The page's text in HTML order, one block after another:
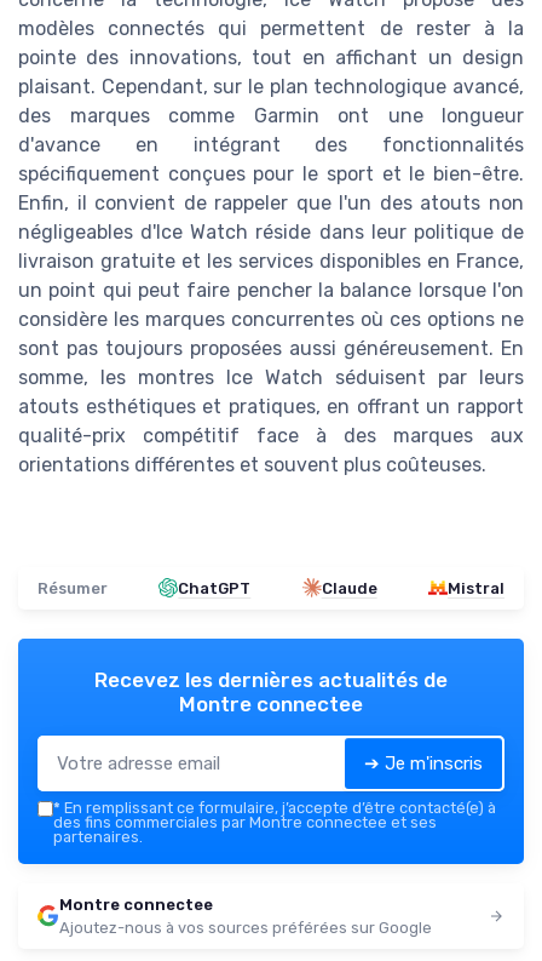
modèles connectés qui permettent de rester à la
pointe des innovations, tout en affichant un design
plaisant. Cependant, sur le plan technologique avancé,
des marques comme Garmin ont une longueur
d'avance en intégrant des fonctionnalités
spécifiquement conçues pour le sport et le bien-être.
Enfin, il convient de rappeler que l'un des atouts non
négligeables d'Ice Watch réside dans leur politique de
livraison gratuite et les services disponibles en France,
un point qui peut faire pencher la balance lorsque l'on
considère les marques concurrentes où ces options ne
sont pas toujours proposées aussi généreusement. En
somme, les montres Ice Watch séduisent par leurs
atouts esthétiques et pratiques, en offrant un rapport
qualité-prix compétitif face à des marques aux
orientations différentes et souvent plus coûteuses.
Résumer ChatGPT Claude Mistral
Recevez les dernières actualités de
Montre connectee
➔ Je m'inscris
* En remplissant ce formulaire, j’accepte d’être contacté(e) à
des fins commerciales par Montre connectee et ses
partenaires.
Montre connectee
Ajoutez-nous à vos sources préférées sur Google